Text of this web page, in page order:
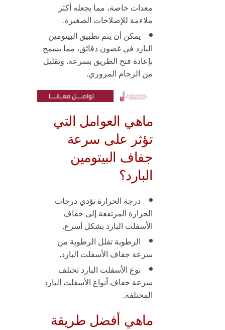
معدات خاصة، مما يجعله أكثر
ملاءمة للإصلاحات الصغيرة.
يمكن أن يتم تطبيق البيتومين
البارد في غضون دقائق، مما يسمح
بإعادة فتح الطريق بسرعة. وتقليل
من الزحام المروري.
ماهي العوامل التي
تؤثر على سرعة
جفاف البيتومين
البارد؟
درجة الحرارة تؤدي درجات
الحرارة المرتفعة إلى جفاف
الأسفلت البارد بشكل أسرع.
الرطوبة تقلل الرطوبة من
سرعة جفاف الأسفلت البارد.
نوع الأسفلت البارد تختلف
سرعة جفاف أنواع الأسفلت البارد
المختلفة.
ماهي أفضل طريقة